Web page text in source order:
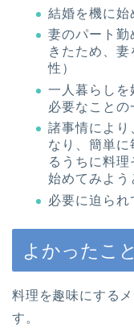
結婚を機に始
妻のパート勤
きたため、
性）
一人暮らしを
必要なことの
諸事情により
なり、簡単
るうちに料
始めてみよう
必要に迫られ
よかったこ
料理を趣味にする
す。